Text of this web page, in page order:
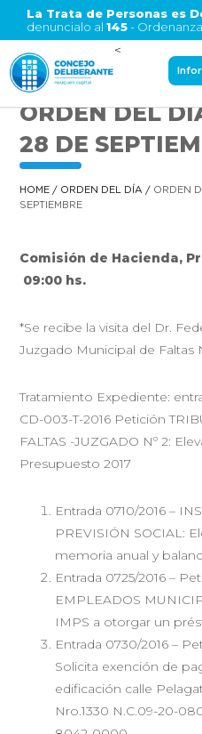
La Trata de Personas es
denuncialo al 145- Ordenanza
<
ORDEN DEL
28 DE
HOME / ORDEN DEL DÍA / ORDEN
SEPTIEMBRE
Comisión de Hacienda,
09:00 hs.
*Se recibe la visita del Dr.
Juzgado Municipal de Faltas
Tratamiento Expediente:
CD-003-T-2016 Petición
FALTAS -JUZGADO Nº 2:
Presupuesto 2017
Entrada 0710/2016 –
PREVISIÓN SOCIAL:
memoria anual y
Entrada 0725/2016 –
EMPLEADOS
IMPS a otorgar un
Entrada 0730/2016 –
Solicita exención de
edificación calle
Nro.1330 N.C.09-20-